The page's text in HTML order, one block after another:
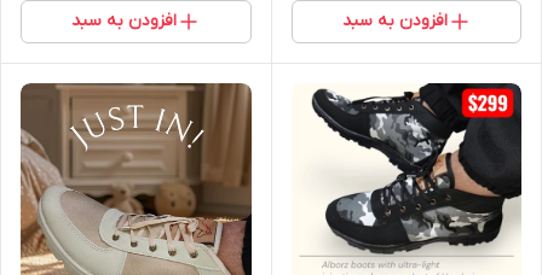
افزودن به سبد افزودن به سبد